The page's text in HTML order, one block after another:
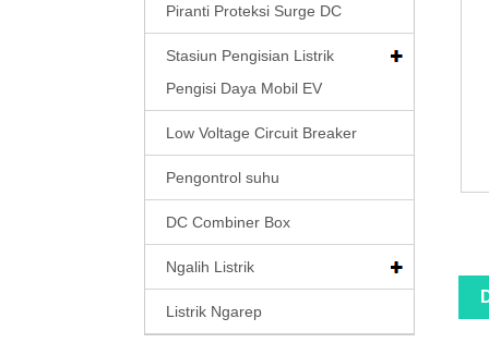
Piranti Proteksi Surge DC
Stasiun Pengisian Listrik
Pengisi Daya Mobil EV
Low Voltage Circuit Breaker
Pengontrol suhu
DC Combiner Box
Ngalih Listrik
Listrik Ngarep